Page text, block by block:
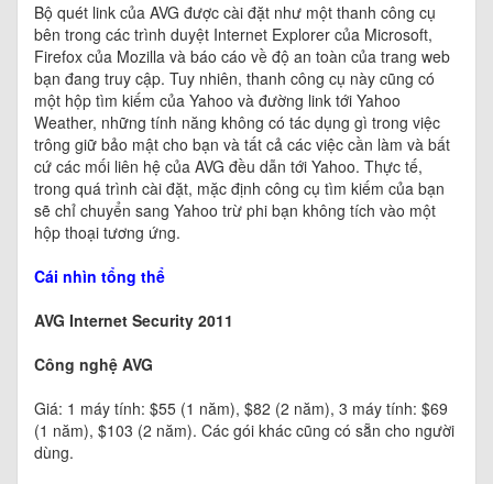
Bộ quét link của AVG được cài đặt như một thanh công cụ
bên trong các trình duyệt Internet Explorer của Microsoft,
Firefox của Mozilla và báo cáo về độ an toàn của trang web
bạn đang truy cập. Tuy nhiên, thanh công cụ này cũng có
một hộp tìm kiếm của Yahoo và đường link tới Yahoo
Weather, những tính năng không có tác dụng gì trong việc
trông giữ bảo mật cho bạn và tất cả các việc cần làm và bất
cứ các mối liên hệ của AVG đều dẫn tới Yahoo. Thực tế,
trong quá trình cài đặt, mặc định công cụ tìm kiếm của bạn
sẽ chỉ chuyển sang Yahoo trừ phi bạn không tích vào một
hộp thoại tương ứng.
Cái nhìn tổng thể
AVG Internet Security 2011
Công nghệ AVG
Giá: 1 máy tính: $55 (1 năm), $82 (2 năm), 3 máy tính: $69
(1 năm), $103 (2 năm). Các gói khác cũng có sẵn cho người
dùng.